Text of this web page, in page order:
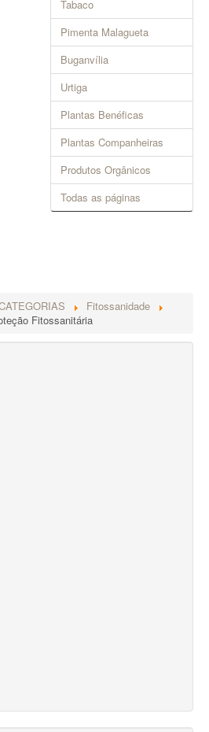
Tabaco
Pimenta Malagueta
Buganvília
Urtiga
Plantas Benéficas
Plantas Companheiras
Produtos Orgânicos
Todas as páginas
Fitossanidade
Fitossanitária